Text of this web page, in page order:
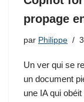
propage
par Philippe
Un ver qui se
un document
une IA qui